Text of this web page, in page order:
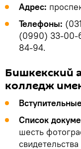
Адрес:
Телефоны:
(0990) 33-00-
84-94.
Бишкекский
колледж
Список
шесть